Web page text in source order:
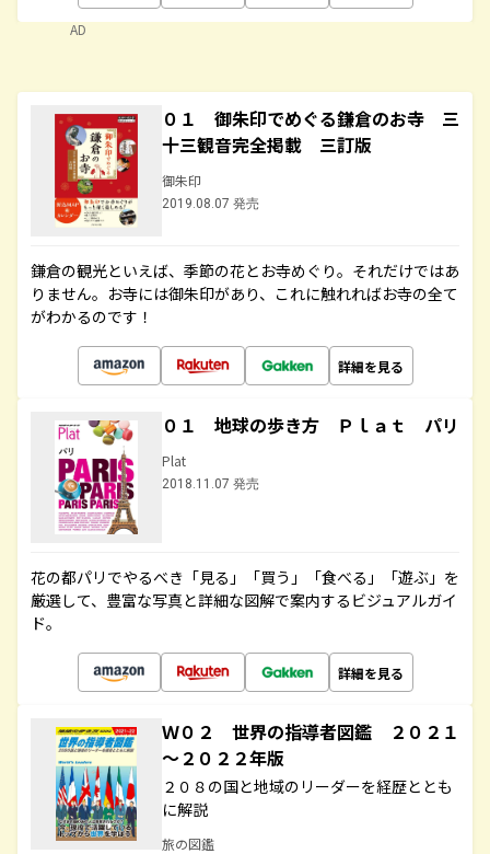
AD
０１ 御朱印でめぐる鎌倉のお寺 三
十三観音完全掲載 三訂版
御朱印
2019.08.07 発売
鎌倉の観光といえば、季節の花とお寺めぐり。それだけではあ
りません。お寺には御朱印があり、これに触れればお寺の全て
がわかるのです！
詳細を見る
０１ 地球の歩き方 Ｐｌａｔ パリ
Plat
2018.11.07 発売
花の都パリでやるべき「見る」「買う」「食べる」「遊ぶ」を
厳選して、豊富な写真と詳細な図解で案内するビジュアルガイ
ド。
詳細を見る
Ｗ０２ 世界の指導者図鑑 ２０２１
～２０２２年版
２０８の国と地域のリーダーを経歴ととも
に解説
旅の図鑑